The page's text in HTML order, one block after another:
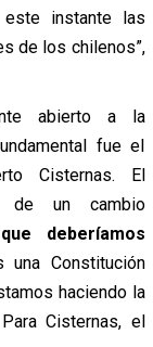
instante las
de los chilenos”,
abierto a la
fue el
Cisternas. El
de un cambio
deberíamos
Constitución
haciendo la
Cisternas, el